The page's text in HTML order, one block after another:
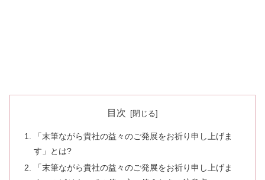
目次
「末筆ながら貴社の益々のご発展をお祈り申し上げま
す」とは?
「末筆ながら貴社の益々のご発展をお祈り申し上げま